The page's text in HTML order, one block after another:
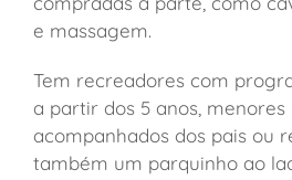
e massagem.
Tem recreadores com
a partir dos 5 anos,
acompanhados dos pais ou
também um parquinho ao